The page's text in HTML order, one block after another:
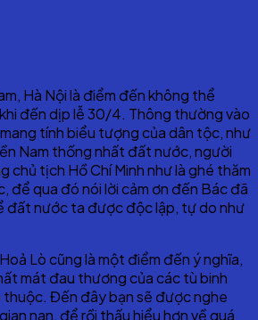
Hà Nội là điểm đến không thể
đến dịp lễ 30/4. Thông thường vào
tính biểu tượng của dân tộc, như
Nam thống nhất đất nước, người
chủ tịch Hồ Chí Minh như là ghé thăm
để qua đó nói lời cảm ơn đến Bác đã
đất nước ta được độc lập, tự do như
Lò cũng là một điểm đến ý nghĩa,
mát đau thương của các tù binh
thuộc. Đến đây bạn sẽ được nghe
nan, để rồi thấu hiểu hơn về quá